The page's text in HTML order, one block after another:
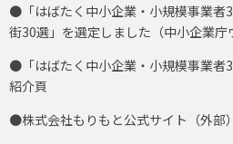
●「はばたく中小企業・小規模事業者
街30選」を選定しました（中小企業庁
●「はばたく中小企業・小規模事業者
紹介頁
●株式会社もりもと公式サイト（外部）